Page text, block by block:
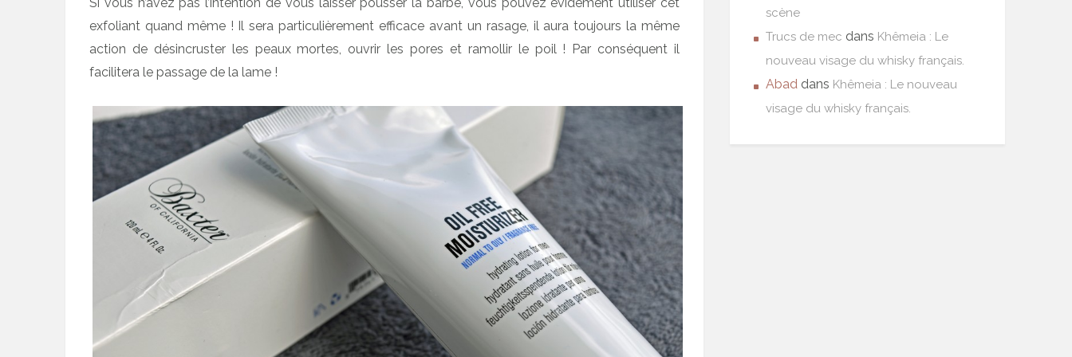
exfoliant quand même ! Il sera particulièrement efficace avant un rasage, il aura toujours la même
action de désincruster les peaux mortes, ouvrir les pores et ramollir le poil ! Par conséquent il
facilitera le passage de la lame !
scène
Trucs de mec dans Khêmeia : Le
nouveau visage du whisky français.
Abad dans Khêmeia : Le nouveau
visage du whisky français.